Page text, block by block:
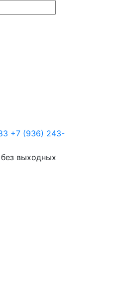
+7 (936) 243-
выходных